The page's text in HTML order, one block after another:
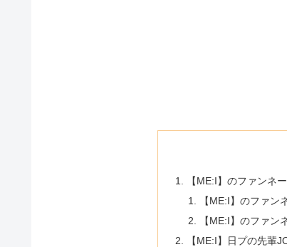
【ME:I】のファンネ
【ME:I】のファン
【ME:I】のファン
【ME:I】日プの先輩